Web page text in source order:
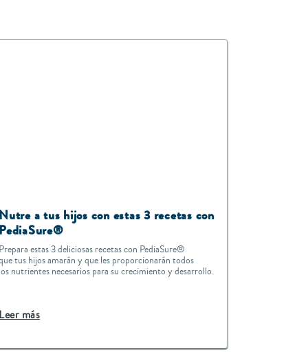
a tus hijos con estas 3 recetas con
estas 3 deliciosas recetas con PediaSure®
tus hijos amarán y que les proporcionarán todos
nutrientes necesarios para su crecimiento y desarrollo.
más